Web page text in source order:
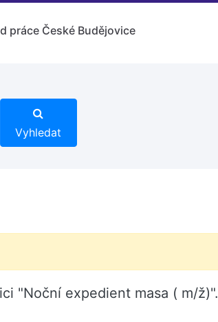
práce České Budějovice
Vyhledat
"Noční expedient masa ( m/ž)".